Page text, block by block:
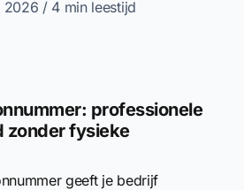
2026 / 4 min leestijd
professionele
zonder fysieke
geeft je bedrijf